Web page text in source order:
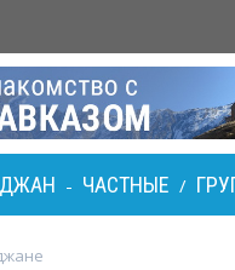
- ЧАСТНЫЕ /